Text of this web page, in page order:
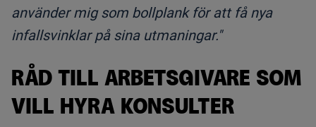
använder mig som bollplank för att få nya
infallsvinklar på sina utmaningar."
RÅD TILL ARBETSGIVARE SOM
VILL HYRA KONSULTER